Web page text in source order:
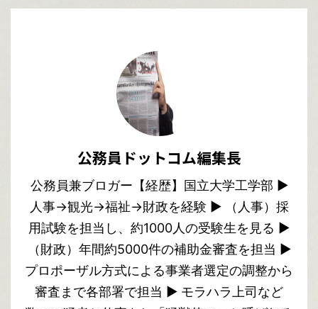
公務員ドットコム編集長
公務員兼ブロガー【経歴】国立大学工学部 ▶︎
人事→観光→福祉→財政を経験 ▶︎ （人事）採
用試験を担当し、約1000人の受験生を見る ▶︎
（財政）年間約5000件の補助金審査を担当 ▶︎
プロポーザル方式による事業者選定の調整から
審査まで各部署で担当 ▶︎ モラハラ上司など